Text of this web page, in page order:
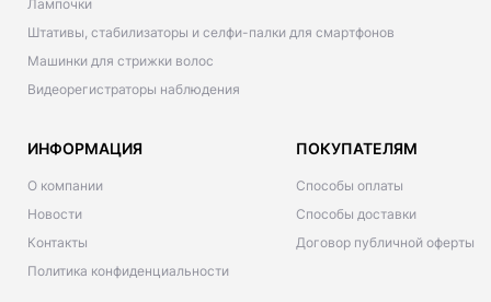
Лампочки
Штативы, стабилизаторы и селфи-палки для смартфонов
Машинки для стрижки волос
Видеорегистраторы наблюдения
ИНФОРМАЦИЯ
О компании
Новости
Контакты
Политика конфиденциальности
ПОКУПАТЕЛЯМ
Способы оплаты
Способы доставки
Договор публичной оферты